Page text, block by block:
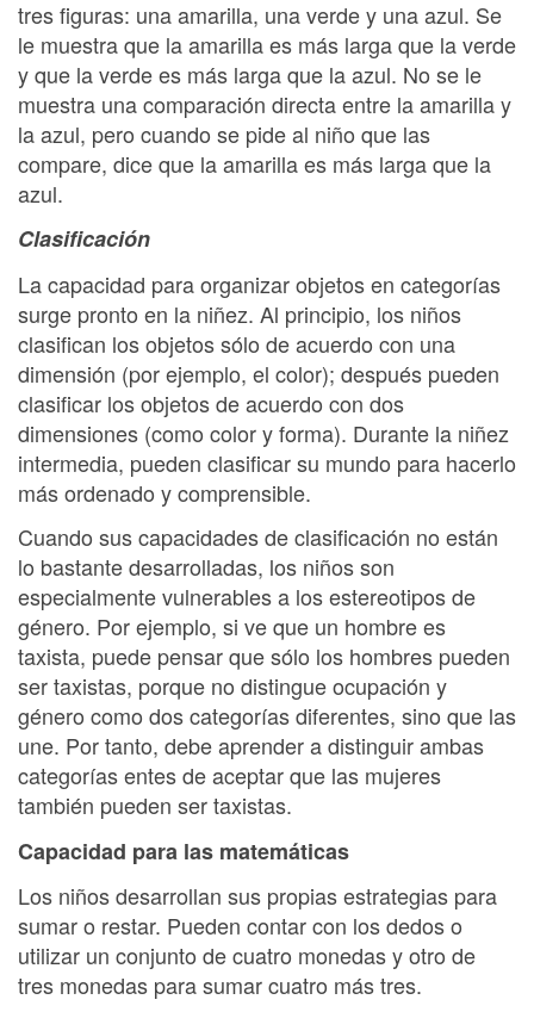
tres figuras: una amarilla, una verde y una azul. Se
le muestra que la amarilla es más larga que la verde
y que la verde es más larga que la azul. No se le
muestra una comparación directa entre la amarilla y
la azul, pero cuando se pide al niño que las
compare, dice que la amarilla es más larga que la
azul.
Clasificación
La capacidad para organizar objetos en categorías
surge pronto en la niñez. Al principio, los niños
clasifican los objetos sólo de acuerdo con una
dimensión (por ejemplo, el color); después pueden
clasificar los objetos de acuerdo con dos
dimensiones (como color y forma). Durante la niñez
intermedia, pueden clasificar su mundo para hacerlo
más ordenado y comprensible.
Cuando sus capacidades de clasificación no están
lo bastante desarrolladas, los niños son
especialmente vulnerables a los estereotipos de
género. Por ejemplo, si ve que un hombre es
taxista, puede pensar que sólo los hombres pueden
ser taxistas, porque no distingue ocupación y
género como dos categorías diferentes, sino que las
une. Por tanto, debe aprender a distinguir ambas
categorías entes de aceptar que las mujeres
también pueden ser taxistas.
Capacidad para las matemáticas
Los niños desarrollan sus propias estrategias para
sumar o restar. Pueden contar con los dedos o
utilizar un conjunto de cuatro monedas y otro de
tres monedas para sumar cuatro más tres.